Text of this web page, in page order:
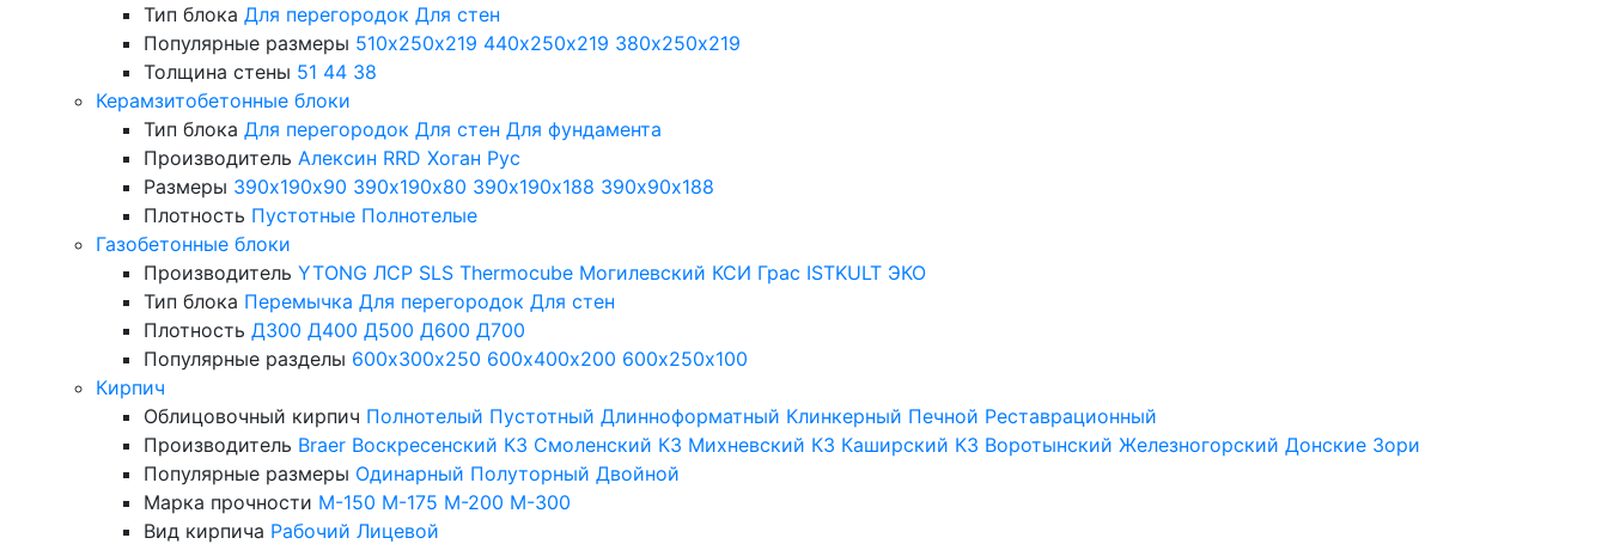
Тип блока Для перегородок Для стен
Популярные размеры 510х250х219 440х250х219 380х250х219
Толщина стены 51 44 38
Керамзитобетонные блоки
Тип блока Для перегородок Для стен Для фундамента
Производитель Алексин RRD Хоган Рус
Размеры 390х190х90 390х190х80 390х190х188 390х90х188
Плотность Пустотные Полнотелые
Газобетонные блоки
Производитель YTONG ЛСР SLS Thermocube Могилевский КСИ Грас ISTKULT ЭКО
Тип блока Перемычка Для перегородок Для стен
Плотность Д300 Д400 Д500 Д600 Д700
Популярные разделы 600х300х250 600х400х200 600х250х100
Кирпич
Облицовочный кирпич Полнотелый Пустотный Длинноформатный Клинкерный Печной Реставрационный
Производитель Braer Воскресенский КЗ Смоленский КЗ Михневский КЗ Каширский КЗ Воротынский Железногорский Донские Зори
Популярные размеры Одинарный Полуторный Двойной
Марка прочности М-150 М-175 М-200 М-300
Вид кирпича Рабочий Лицевой